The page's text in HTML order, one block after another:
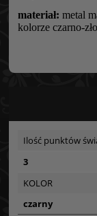
materiał: metal
kolorze czarno-
Ilość punktów
3
KOLOR
czarny